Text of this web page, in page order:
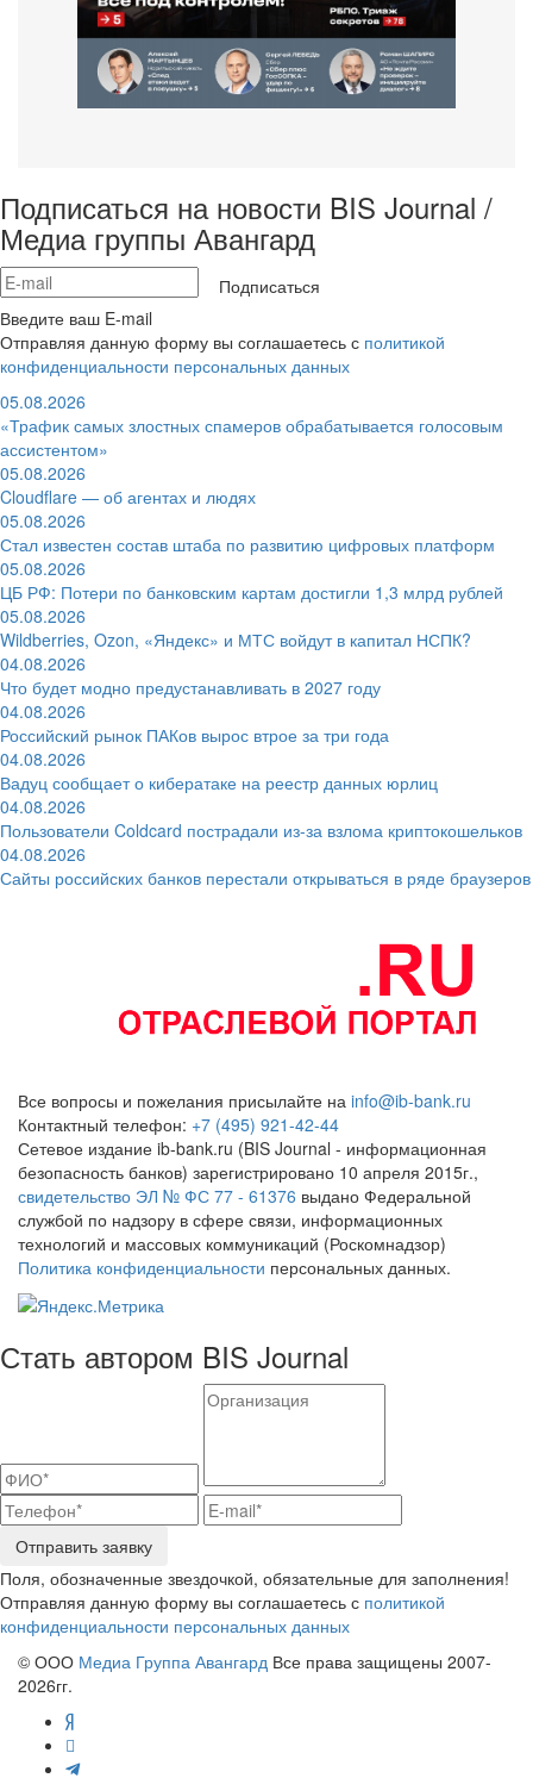
Подписаться на новости BIS Journal /
Медиа группы Авангард
Подписаться
Введите ваш E-mail
Отправляя данную форму вы соглашаетесь с политикой
конфиденциальности персональных данных
05.08.2026
«Трафик самых злостных спамеров обрабатывается голосовым
ассистентом»
05.08.2026
Cloudflare — об агентах и людях
05.08.2026
Стал известен состав штаба по развитию цифровых платформ
05.08.2026
ЦБ РФ: Потери по банковским картам достигли 1,3 млрд рублей
05.08.2026
Wildberries, Ozon, «Яндекс» и МТС войдут в капитал НСПК?
04.08.2026
Что будет модно предустанавливать в 2027 году
04.08.2026
Российский рынок ПАКов вырос втрое за три года
04.08.2026
Вадуц сообщает о кибератаке на реестр данных юрлиц
04.08.2026
Пользователи Coldcard пострадали из-за взлома криптокошельков
04.08.2026
Сайты российских банков перестали открываться в ряде браузеров
Все вопросы и пожелания присылайте на info@ib-bank.ru
Контактный телефон: +7 (495) 921-42-44
Сетевое издание ib-bank.ru (BIS Journal - информационная
безопасность банков) зарегистрировано 10 апреля 2015г.,
свидетельство ЭЛ № ФС 77 - 61376 выдано Федеральной
службой по надзору в сфере связи, информационных
технологий и массовых коммуникаций (Роскомнадзор)
Политика конфиденциальности персональных данных.
Стать автором BIS Journal
Отправить заявку
Поля, обозначенные звездочкой, обязательные для заполнения!
Отправляя данную форму вы соглашаетесь с политикой
конфиденциальности персональных данных
© ООО Медиа Группа Авангард Все права защищены 2007-
2026гг.